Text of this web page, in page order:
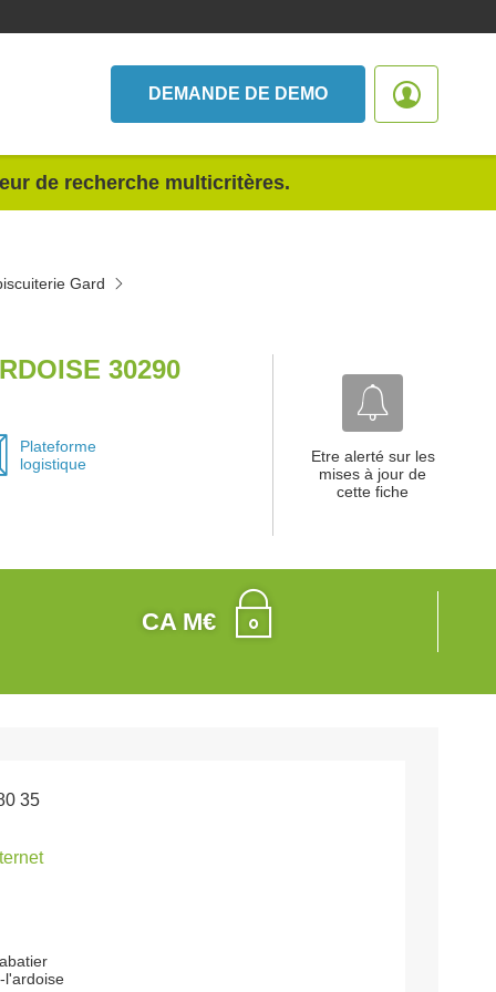
DEMANDE DE DEMO
de recherche multicritères.
Gard
30290
Plateforme
logistique
Etre alerté sur les
mises à jour de
cette fiche
CA M€
35
l'ardoise